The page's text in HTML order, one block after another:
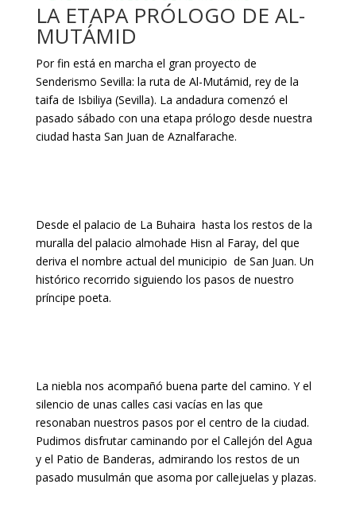
LA ETAPA PRÓLOGO DE AL-
MUTÁMID
Por fin está en marcha el gran proyecto de
Senderismo Sevilla: la ruta de Al-Mutámid, rey de la
taifa de Isbiliya (Sevilla). La andadura comenzó el
pasado sábado con una etapa prólogo desde nuestra
ciudad hasta San Juan de Aznalfarache.
Desde el palacio de La Buhaira hasta los restos de la
muralla del palacio almohade Hisn al Faray, del que
deriva el nombre actual del municipio de San Juan. Un
histórico recorrido siguiendo los pasos de nuestro
príncipe poeta.
La niebla nos acompañó buena parte del camino. Y el
silencio de unas calles casi vacías en las que
resonaban nuestros pasos por el centro de la ciudad.
Pudimos disfrutar caminando por el Callejón del Agua
y el Patio de Banderas, admirando los restos de un
pasado musulmán que asoma por callejuelas y plazas.